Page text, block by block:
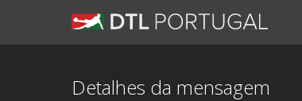
Detalhes da mensagem